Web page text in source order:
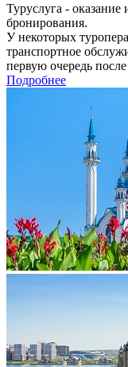
Туруслуга -
бронирования.
У некоторых
транспортное
первую очередь
Подробнее